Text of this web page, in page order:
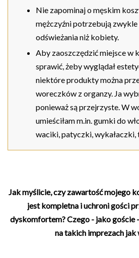
Nie zapominaj o męskim
mężczyźni potrzebują
odświeżania niż kobiety.
Aby zaoszczędzić miejsce w
sprawić, żeby wyglądał
niektóre produkty można
woreczków z organzy. Ja
ponieważ są przejrzyste. W
umieściłam m.in. gumki do
waciki, patyczki, wykałaczki,
Jak myślicie, czy zawartość mojego
jest kompletna i uchroni gości
dyskomfortem? Czego - jako
na takich imprezach jak